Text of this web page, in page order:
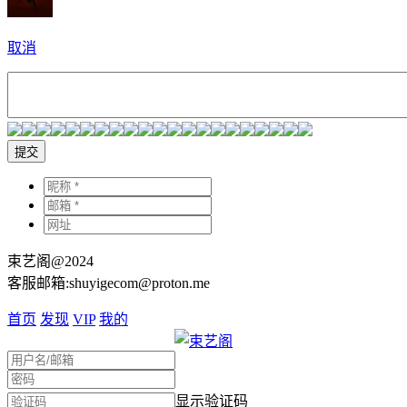
取消
提交
束艺阁@2024
客服邮箱:shuyigecom@proton.me
首页 发现 VIP 我的
显示验证码